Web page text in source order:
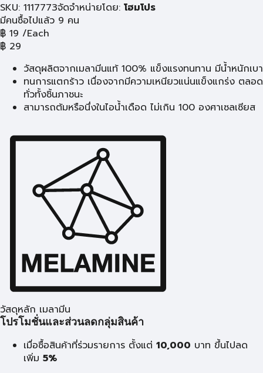
SKU: 1117773จัดจำหน่ายโดย: โฮมโปร
มีคนซื้อไปแล้ว 9 คน
฿ 19 /Each
฿ 29
วัสดุผลิตจากเมลามีนแท้ 100% แข็งแรงทนทาน มีน้ำหนักเบา
ทนการแตกร้าว เนื่องจากมีความเหนียวแน่นแข็งแกร่ง ตลอด
ทั่วทั้งชิ้นภาชนะ
สามารถต้มหรือนึ่งในไอน้ำเดือด ไม่เกิน 100 องศาเซลเซียส
วัสดุหลัก เมลามีน
โปรโมชั่นและส่วนลดกลุ่มสินค้า
เมื่อซื้อสินค้าที่ร่วมรายการ ตั้งแต่ 10,000 บาท ขึ้นไปลด
เพิ่ม 5%